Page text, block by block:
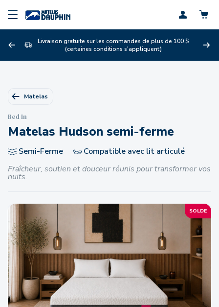
Profil
Livraison gratuite sur les commandes de plus de 100 $
(certaines conditions s'appliquent)
Matelas
Bed In
Matelas Hudson semi-ferme
Semi-Ferme
Compatible avec lit articulé
Fraîcheur, soutien et douceur réunis pour transformer vos
nuits.
SOLDE